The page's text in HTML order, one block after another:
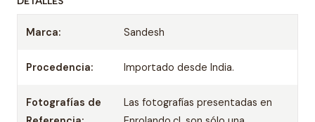
Marca: Sandesh
Procedencia: Importado desde India.
Fotografías de
Las fotografías presentadas en